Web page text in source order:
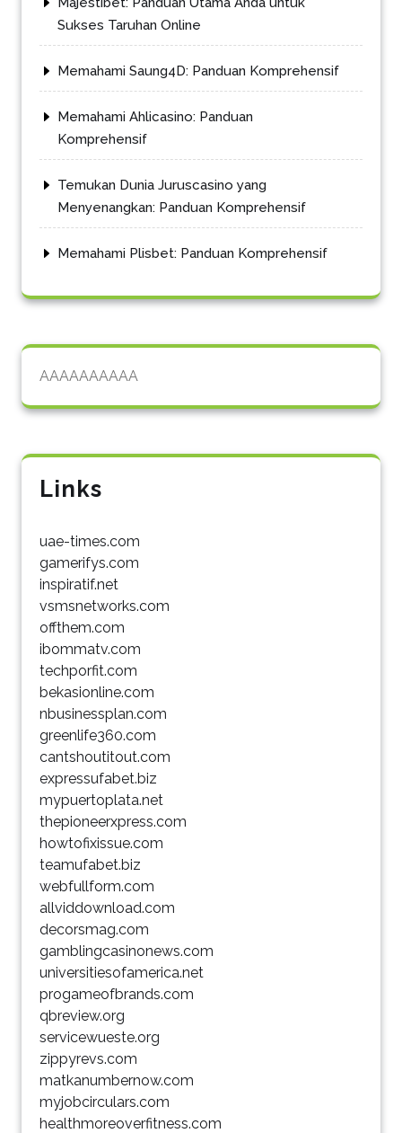
Sukses Taruhan Online
Memahami Saung4D: Panduan Komprehensif
Memahami Ahlicasino: Panduan
Komprehensif
Temukan Dunia Juruscasino yang
Menyenangkan: Panduan Komprehensif
Memahami Plisbet: Panduan Komprehensif
AAAAAAAAAA
Links
uae-times.com
gamerifys.com
inspiratif.net
vsmsnetworks.com
offthem.com
ibommatv.com
techporfit.com
bekasionline.com
nbusinessplan.com
greenlife360.com
cantshoutitout.com
expressufabet.biz
mypuertoplata.net
thepioneerxpress.com
howtofixissue.com
teamufabet.biz
webfullform.com
allviddownload.com
decorsmag.com
gamblingcasinonews.com
universitiesofamerica.net
progameofbrands.com
qbreview.org
servicewueste.org
zippyrevs.com
matkanumbernow.com
myjobcirculars.com
healthmoreoverfitness.com